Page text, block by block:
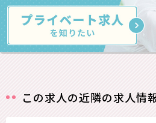
この求人の近隣の求人情